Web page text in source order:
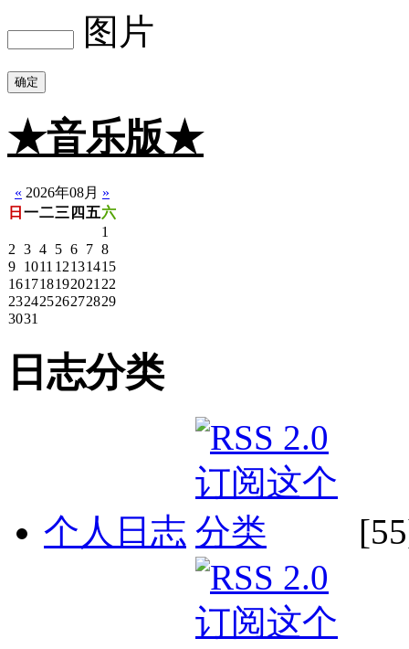
确定
★音乐版★
« 2026年08月 »
日 一二三 四 五六
1
2 3 4 5 6 7 8
9 1011 12131415
161718192021 22
23242526272829
3031
日志分类
个人日志